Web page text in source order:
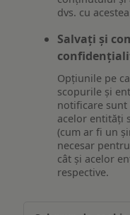
dvs. cu
Salvați și
Opțiunile pe
scopurile și
notificare sunt
acelor entități
(cum ar fi un
necesar
cât și acelor
respective.